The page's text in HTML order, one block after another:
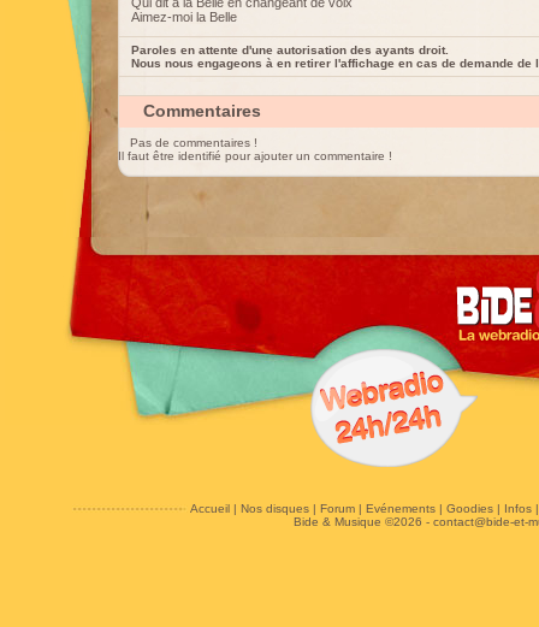
Aimez-moi la Belle
Paroles en attente d'une autorisation des ayants droit.
Nous nous engageons à en retirer l'affichage en cas de demande de
Commentaires
Pas de commentaires !
Il faut être identifié pour ajouter un commentaire !
Accueil| Nos disques| Forum| Evénements| Goodies| Infos
Bide & Musique ©2026 - contact@bide-et-